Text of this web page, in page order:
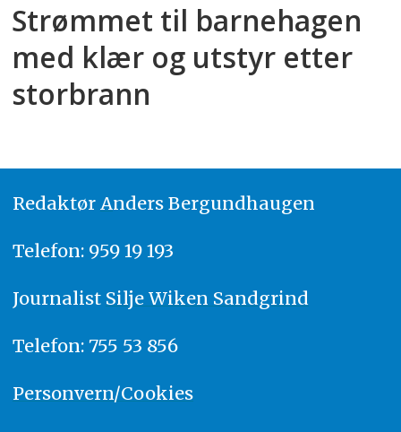
Strømmet til barnehagen
med klær og utstyr etter
storbrann
Redaktør Anders Bergundhaugen
Telefon: 959 19 193
Journalist Silje Wiken Sandgrind
Telefon: 755 53 856
Personvern/Cookies